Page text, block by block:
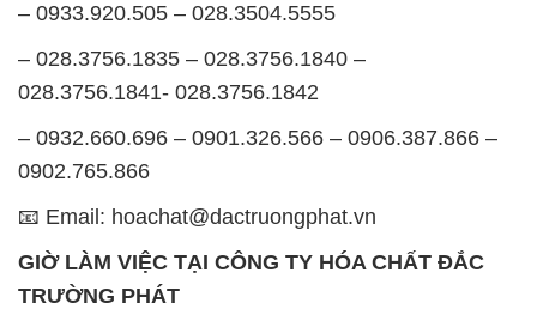
– 0933.920.505 – 028.3504.5555
– 028.3756.1835 – 028.3756.1840 –
028.3756.1841- 028.3756.1842
– 0932.660.696 – 0901.326.566 – 0906.387.866 –
0902.765.866
📧 Email: hoachat@dactruongphat.vn
GIỜ LÀM VIỆC TẠI CÔNG TY HÓA CHẤT ĐẮC
TRƯỜNG PHÁT